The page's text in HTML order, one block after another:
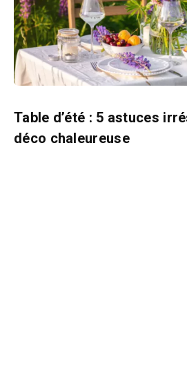
Table d’été : 5 astuces
déco chaleureuse